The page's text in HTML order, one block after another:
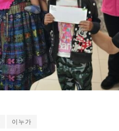
이누가